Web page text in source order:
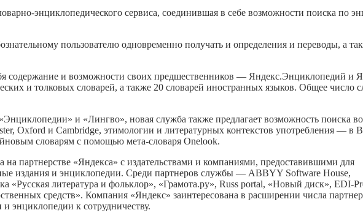
энциклопедического сервиса, соединившая в себе возможности поиска по
пользователю одновременно получать и определения и переводы, а
содержание и возможности своих предшественников — Яндекс.Энциклопедий и
и толковых словарей, а также 20 словарей иностранных языков. Общее число
и «Лингво», новая служба также предлагает возможность поиска
Oxford и Cambridge, этимологии и литературных контекстов употребления — в
словарям с помощью мета-словаря Onelook.
партнерстве «Яндекса» с издательствами и компаниями, предоставившими для
издания и энциклопедии. Среди партнеров службы — ABBYY Software House,
«Русская литература и фольклор», «Грамота.ру», Russ portal, «Новый диск», EDI-
средств». Компания «Яндекс» заинтересована в расширении числа
энциклопедии к сотрудничеству.